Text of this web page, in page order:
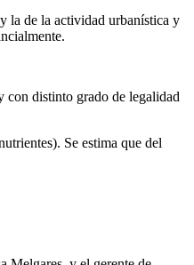
la de la actividad urbanística y
con distinto grado de legalidad
Se estima que del